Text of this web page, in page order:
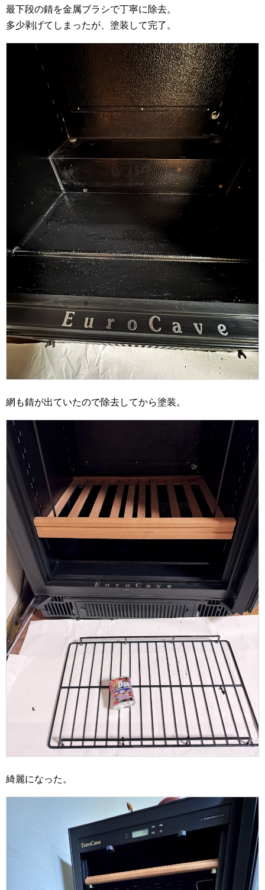
最下段の錆を金属ブラシで丁寧に除去。
多少剥げてしまったが、塗装して完了。
網も錆が出ていたので除去してから塗装。
綺麗になった。